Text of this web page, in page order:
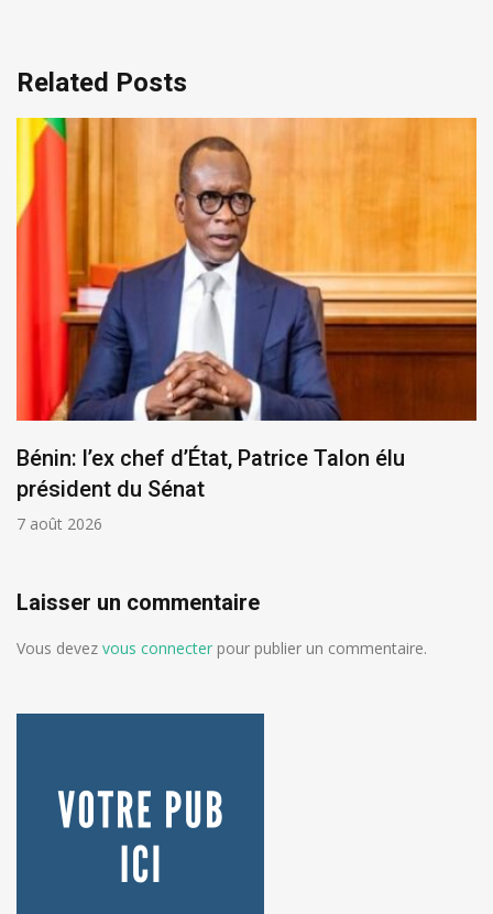
Related Posts
Bénin: l’ex chef d’État, Patrice Talon élu
président du Sénat
7 août 2026
Laisser un commentaire
Vous devez vous connecter pour publier un commentaire.